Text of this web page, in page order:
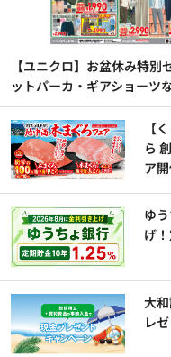
【ユニクロ】お盆休み特
ットパーカ・ギアショーツ
【
ら
ア
ゆ
げ
大
レ